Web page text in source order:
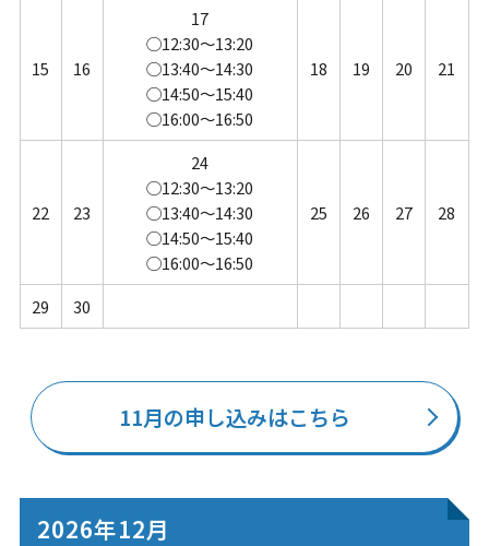
15 16
17
◯12:30～13:20
◯13:40～14:30
◯14:50～15:40
◯16:00～16:50
18 19 20 21
22 23
24
◯12:30～13:20
◯13:40～14:30
◯14:50～15:40
◯16:00～16:50
25 26 27 28
29 30
11月の申し込みはこちら
2026年12月